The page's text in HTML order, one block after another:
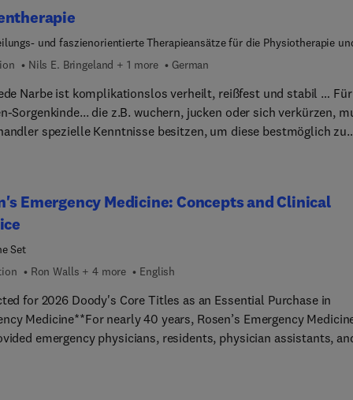
und faszienorientierte Therapieansätze für die Physiotherapie
Nils E. Bringeland + 1 more German
Narbe ist komplikationslos verheilt, reißfest und stabil … Für
Sorgenkinde... die z.B. wuchern, jucken oder sich verkürzen,
spezielle Kenntnisse besitzen, um diese bestmöglich zu
machen es Ihnen leicht, Zusammenhänge zu verstehen und
der Patienten bestmöglich zu versorgen. Neu in der 2.
der
Evidenz neue Kapitel zu Narben & Schmerz, aponeurotische
epimysiale Faszie, (myo-)faszialen Körperketten, Cibionic-
aktualisierte Abbildungen Das Buch eignet sich für:
Ergotherapeuten
Emergency Medicine: Concepts and Clinical
Set
Ron Walls + 4 more English
for 2026 Doody's Core Titles as an Essential Purchase in
Medicine**For nearly 40 years, Rosen’s Emergency
emergency physicians, residents, physician assistants,